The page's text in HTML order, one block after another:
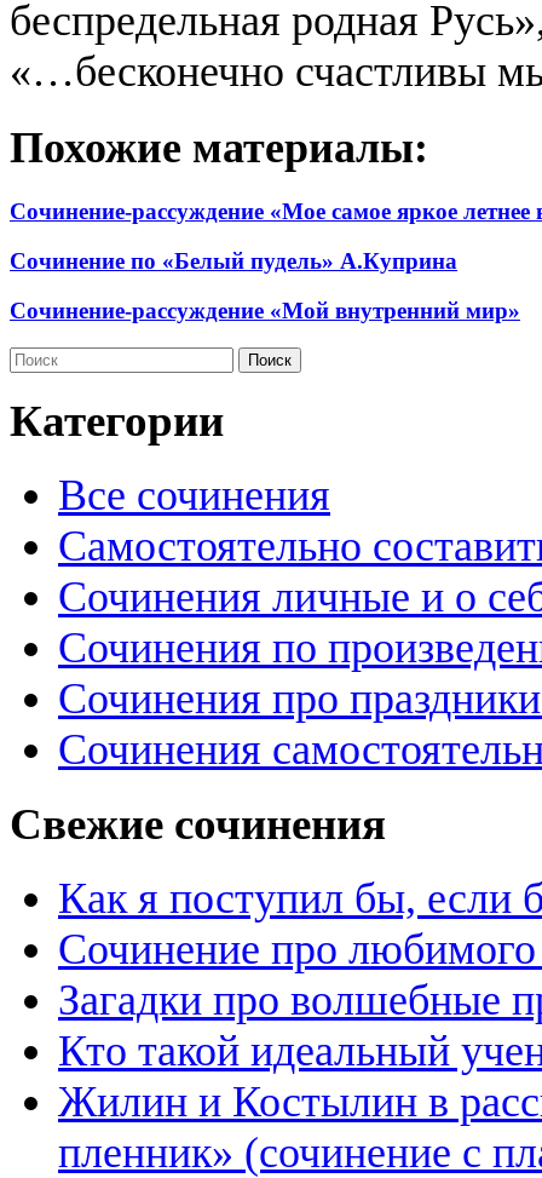
беспредельная родная
«…бесконечно счастливы
Похожие материалы:
Сочинение-рассуждение «Мое самое яркое летнее
Сочинение по «Белый пудель» А.Куприна
Сочинение-рассуждение «Мой внутренний мир»
Категории
Все сочинения
Самостоятельно
Сочинения личные и о
Сочинения по
Сочинения про
Сочинения
Свежие сочинения
Как я поступил бы,
Сочинение про
Загадки про волшебные
Кто такой идеальный
Жилин и Костылин в
пленник» (сочинение с